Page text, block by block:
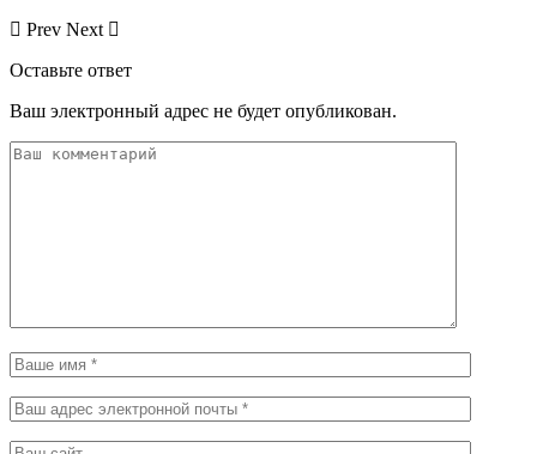
Prev Next
Оставьте ответ
Ваш электронный адрес не будет опубликован.